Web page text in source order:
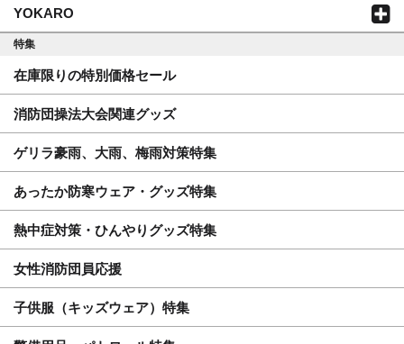
YOKARO
特集
在庫限りの特別価格セール
消防団操法大会関連グッズ
ゲリラ豪雨、大雨、梅雨対策特集
あったか防寒ウェア・グッズ特集
熱中症対策・ひんやりグッズ特集
女性消防団員応援
子供服（キッズウェア）特集